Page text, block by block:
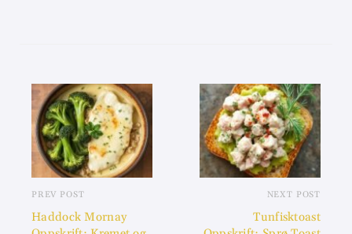
PREV POST
Haddock Mornay
NEXT POST
Tunfisktoast